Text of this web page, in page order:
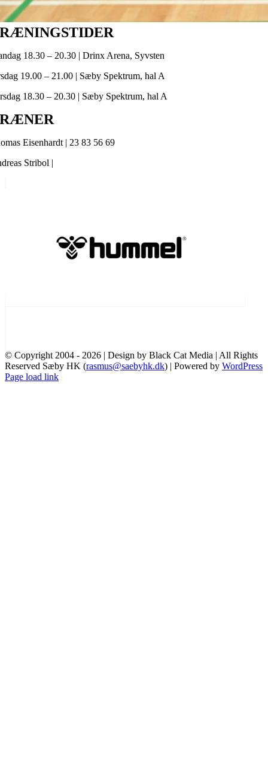
18.30 – 20.30 | Drinx Arena, Syvsten
19.00 – 21.00 | Sæby Spektrum, hal A
18.30 – 20.30 | Sæby Spektrum, hal A
Eisenhardt | 23 83 56 69
Stribol |
© Copyright 2004 - 2026 | Design by Black Cat Media | All Rights
Reserved Sæby HK (rasmus@saebyhk.dk) | Powered by WordPress
Instagram
Facebook
YouTube
Page load link